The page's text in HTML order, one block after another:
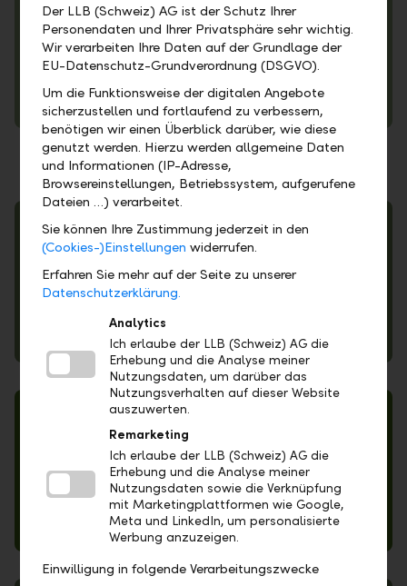
Cookie Policy
Hinweisgeberverfahren
Allgemeine Geschäftsbedingungen
Der LLB (Schweiz) AG ist der Schutz Ihrer
Personendaten und Ihrer Privatsphäre sehr wichtig.
Wir verarbeiten Ihre Daten auf der Grundlage der
EU-Datenschutz-Grundverordnung (DSGVO).
Um die Funktionsweise der digitalen Angebote
sicherzustellen und fortlaufend zu verbessern,
benötigen wir einen Überblick darüber, wie diese
genutzt werden. Hierzu werden allgemeine Daten
und Informationen (IP-Adresse,
Browsereinstellungen, Betriebssystem, aufgerufene
Dateien …) verarbeitet.
Sie können Ihre Zustimmung jederzeit in den
(Cookies-)Einstellungen widerrufen.
Erfahren Sie mehr auf der Seite zu unserer
Datenschutzerklärung.
Analytics
Ich erlaube der LLB (Schweiz) AG die
Erhebung und die Analyse meiner
Nutzungsdaten, um darüber das
Nutzungsverhalten auf dieser Website
auszuwerten.
Remarketing
Ich erlaube der LLB (Schweiz) AG die
Erhebung und die Analyse meiner
Nutzungsdaten sowie die Verknüpfung
mit Marketingplattformen wie Google,
Meta und LinkedIn, um personalisierte
Werbung anzuzeigen.
Einwilligung in folgende Verarbeitungszwecke